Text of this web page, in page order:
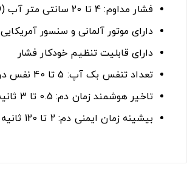
فشار مداوم: 4 تا 20 سانتی متر آب (cmH2O)
دارای موتور آلمانی و سنسور آمریکایی
دارای قابلیت تنظیم خودکار فشار
تعداد تنفس بک آپ: 5 تا 40 نفس در دقیقه (BPM)
تاخیر هوشمند زمان دم: 0.5 تا 3 ثانیه
بیشینه زمان ایمنی دم: 2 تا 120 ثانیه